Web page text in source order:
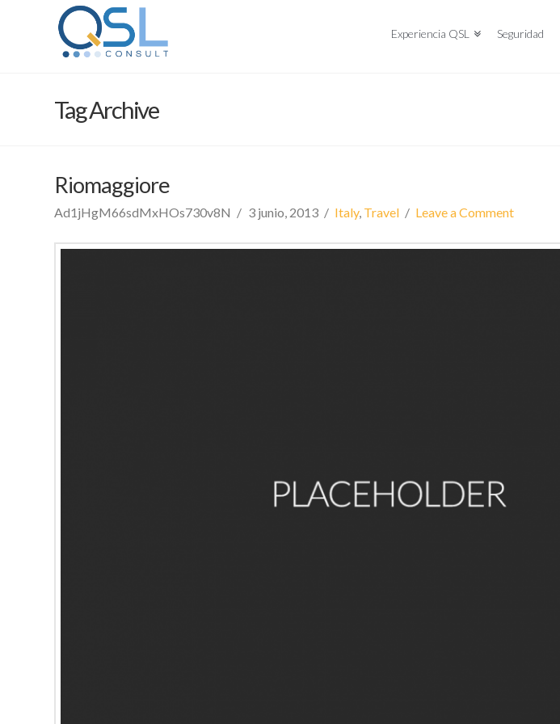
Experiencia QSL Seguridad
Tag Archive
Riomaggiore
Ad1jHgM66sdMxHOs730v8N 3 junio, 2013 Italy, Travel Leave a Comment